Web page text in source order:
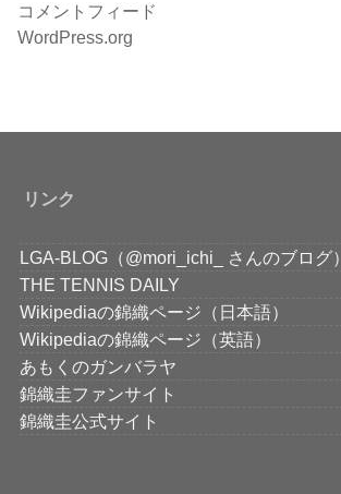
コメントフィード
WordPress.org
リンク
LGA-BLOG（@mori_ichi_ さんのブログ）
THE TENNIS DAILY
Wikipediaの錦織ページ（日本語）
Wikipediaの錦織ページ（英語）
あもくのガンバラヤ
錦織圭ファンサイト
錦織圭公式サイト